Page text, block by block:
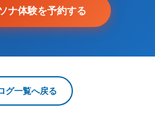
ナ体験を予約する
グ一覧へ戻る